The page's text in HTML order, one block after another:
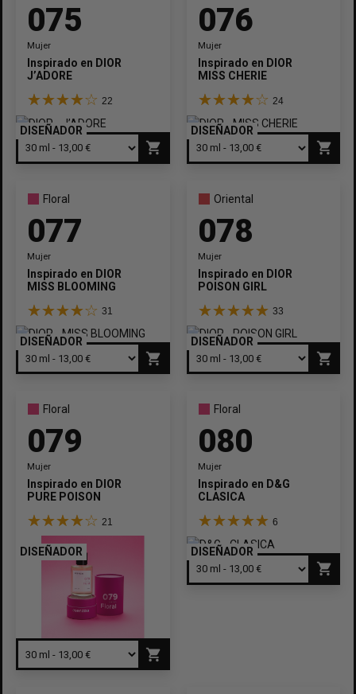
075
Mujer
Inspirado en DIOR
J’ADORE
22
DISEÑADOR
shopping_cart
076
Mujer
Inspirado en DIOR
MISS CHERIE
24
DISEÑADOR
shopping_cart
Floral
077
Mujer
Inspirado en DIOR
MISS BLOOMING
31
DISEÑADOR
shopping_cart
Oriental
078
Mujer
Inspirado en DIOR
POISON GIRL
33
DISEÑADOR
shopping_cart
Floral
079
Mujer
Inspirado en DIOR
PURE POISON
21
DISEÑADOR
shopping_cart
Floral
080
Mujer
Inspirado en D&G
CLASICA
6
DISEÑADOR
shopping_cart